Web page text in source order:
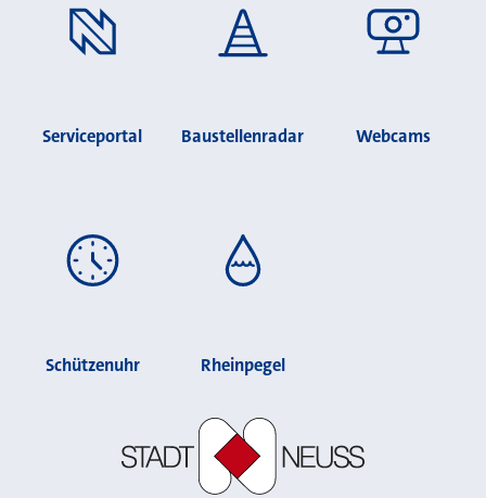
Serviceportal Baustellenradar Webcams
Schützenuhr Rheinpegel